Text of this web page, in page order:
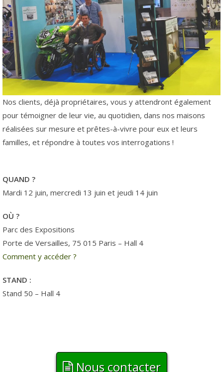
Nos clients, déjà propriétaires, vous y attendront également
pour témoigner de leur vie, au quotidien, dans nos maisons
réalisées sur mesure et prêtes-à-vivre pour eux et leurs
familles, et répondre à toutes vos interrogations !
QUAND ?
Mardi 12 juin, mercredi 13 juin et jeudi 14 juin
OÙ ?
Parc des Expositions
Porte de Versailles, 75 015 Paris – Hall 4
Comment y accéder ?
STAND :
Stand 50 – Hall 4
Nous contacter